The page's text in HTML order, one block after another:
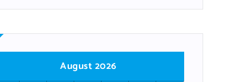
August 2026